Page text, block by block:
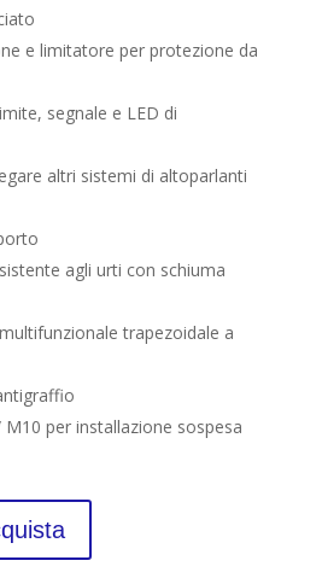
e limitatore per protezione da
segnale e LED di
altri sistemi di altoparlanti
agli urti con schiuma
trapezoidale a
per installazione sospesa